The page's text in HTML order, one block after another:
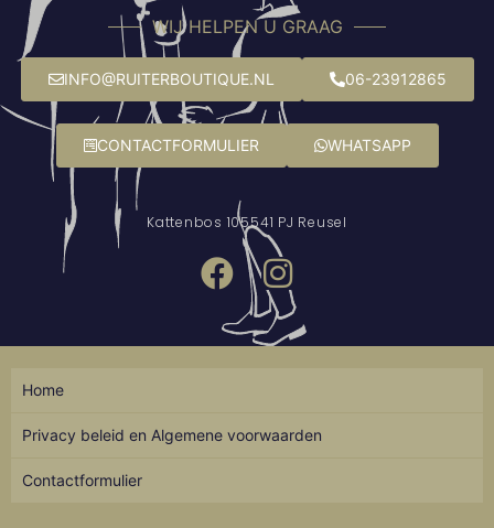
WIJ HELPEN U GRAAG
INFO@RUITERBOUTIQUE.NL 06-23912865
CONTACTFORMULIER WHATSAPP
Kattenbos 105541 PJ Reusel
Home
Privacy beleid en Algemene voorwaarden
Contactformulier